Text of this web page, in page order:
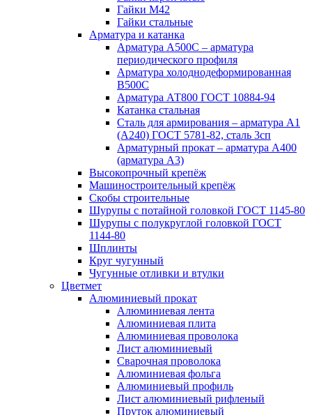
Гайки М42
Гайки стальные
Арматура и катанка
Арматура А500С – арматура
периодического профиля
Арматура холоднодеформированная
В500С
Арматура АТ800 ГОСТ 10884-94
Катанка стальная
Сталь для армирования – арматура А1
(А240) ГОСТ 5781-82, сталь 3сп
Арматурный прокат – арматура А400
(арматура А3)
Высокопрочный крепёж
Машиностроительный крепёж
Скобы строительные
Шурупы с потайной головкой ГОСТ 1145-80
Шурупы с полукруглой головкой ГОСТ
1144-80
Шплинты
Круг чугунный
Чугунные отливки и втулки
Цветмет
Алюминиевый прокат
Алюминиевая лента
Алюминиевая плита
Алюминиевая проволока
Лист алюминиевый
Сварочная проволока
Алюминиевая фольга
Алюминиевый профиль
Лист алюминиевый рифленый
Пруток алюминиевый